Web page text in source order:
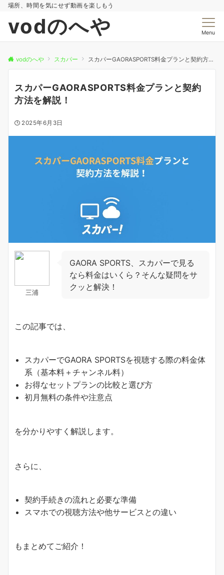
場所、時間を気にせず動画を楽しもう
vodのへや Menu
vodのへや スカパー スカパーGAORASPORTS料金プランと契約方法を解説！
スカパーGAORASPORTS料金プランと契約
方法を解説！
2025年6月3日
三浦
GAORA SPORTS、スカパーで見る
なら料金はいくら？そんな疑問をサ
クッと解決！
この記事では、
スカパーでGAORA SPORTSを視聴する際の料金体
系（基本料＋チャンネル料）
お得なセットプランの比較と選び方
初月無料の条件や注意点
を分かりやすく解説します。
さらに、
契約手続きの流れと必要な準備
スマホでの視聴方法や他サービスとの違い
もまとめてご紹介！